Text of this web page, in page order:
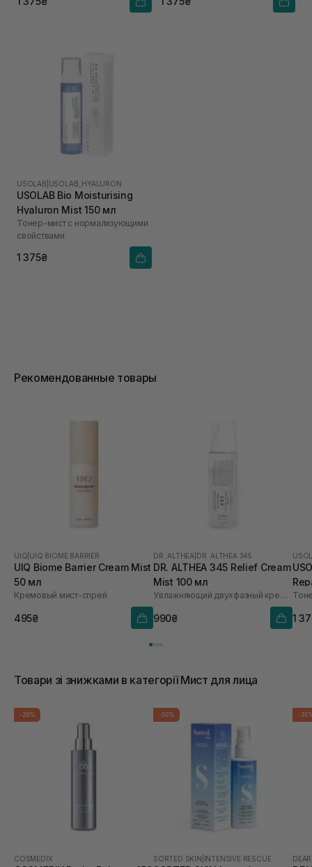
USOLAB USOLAB_HYALURON
USOLAB Bio Moisturising
Hyaluron Mist 150 мл
Тонер-мист с нормализующими
свойствами
1 375₴
Рекомендованные товары
UIQ UIQ BIOME BARRIER
UIQ Biome Barrier Cream Mist
50 мл
Кремовый мист-спрей
495₴
DR. ALTHEA DR. ALTHEA 345
DR. ALTHEA 345 Relief Cream
Mist 100 мл
Увлажняющий двухфазный крем-спрей для лица
990₴ 1
Товари зі знижками в категорії Мист для лица
-20%
COSMEDIX
-50%
SORTED SKIN INTENSIVE RESCUE
-